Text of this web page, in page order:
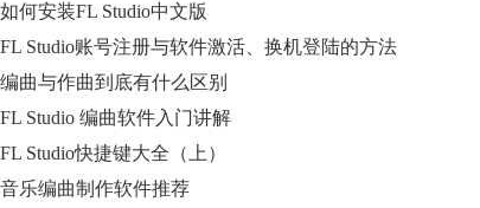
如何安装FL Studio中文版
FL Studio账号注册与软件激活、换机登陆的方法
编曲与作曲到底有什么区别
FL Studio 编曲软件入门讲解
FL Studio快捷键大全（上）
音乐编曲制作软件推荐